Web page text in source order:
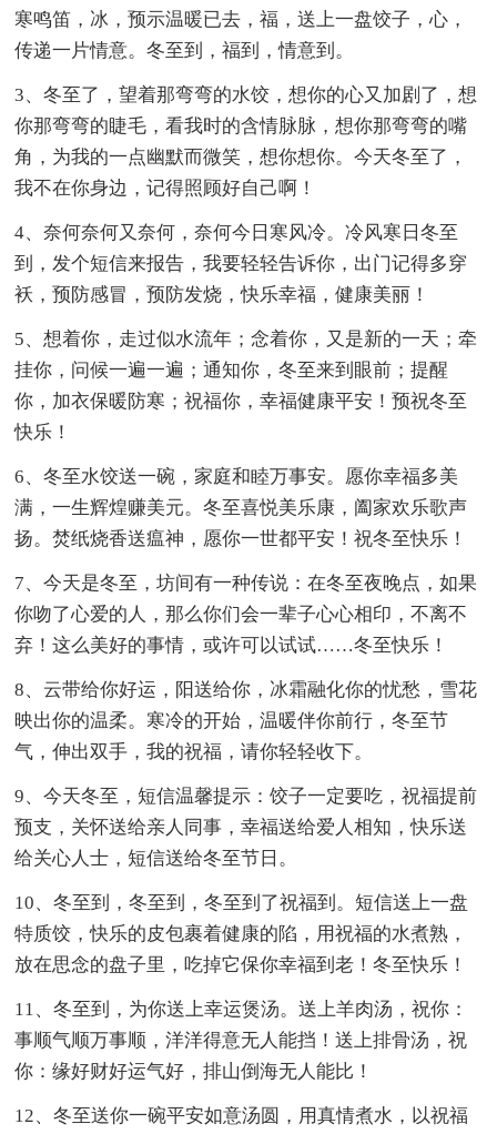
寒鸣笛，冰，预示温暖已去，福，送上一盘饺子，心，
传递一片情意。冬至到，福到，情意到。
3、冬至了，望着那弯弯的水饺，想你的心又加剧了，想
你那弯弯的睫毛，看我时的含情脉脉，想你那弯弯的嘴
角，为我的一点幽默而微笑，想你想你。今天冬至了，
我不在你身边，记得照顾好自己啊！
4、奈何奈何又奈何，奈何今日寒风冷。冷风寒日冬至
到，发个短信来报告，我要轻轻告诉你，出门记得多穿
袄，预防感冒，预防发烧，快乐幸福，健康美丽！
5、想着你，走过似水流年；念着你，又是新的一天；牵
挂你，问候一遍一遍；通知你，冬至来到眼前；提醒
你，加衣保暖防寒；祝福你，幸福健康平安！预祝冬至
快乐！
6、冬至水饺送一碗，家庭和睦万事安。愿你幸福多美
满，一生辉煌赚美元。冬至喜悦美乐康，阖家欢乐歌声
扬。焚纸烧香送瘟神，愿你一世都平安！祝冬至快乐！
7、今天是冬至，坊间有一种传说：在冬至夜晚点，如果
你吻了心爱的人，那么你们会一辈子心心相印，不离不
弃！这么美好的事情，或许可以试试……冬至快乐！
8、云带给你好运，阳送给你，冰霜融化你的忧愁，雪花
映出你的温柔。寒冷的开始，温暖伴你前行，冬至节
气，伸出双手，我的祝福，请你轻轻收下。
9、今天冬至，短信温馨提示：饺子一定要吃，祝福提前
预支，关怀送给亲人同事，幸福送给爱人相知，快乐送
给关心人士，短信送给冬至节日。
10、冬至到，冬至到，冬至到了祝福到。短信送上一盘
特质饺，快乐的皮包裹着健康的陷，用祝福的水煮熟，
放在思念的盘子里，吃掉它保你幸福到老！冬至快乐！
11、冬至到，为你送上幸运煲汤。送上羊肉汤，祝你：
事顺气顺万事顺，洋洋得意无人能挡！送上排骨汤，祝
你：缘好财好运气好，排山倒海无人能比！
12、冬至送你一碗平安如意汤圆，用真情煮水，以祝福